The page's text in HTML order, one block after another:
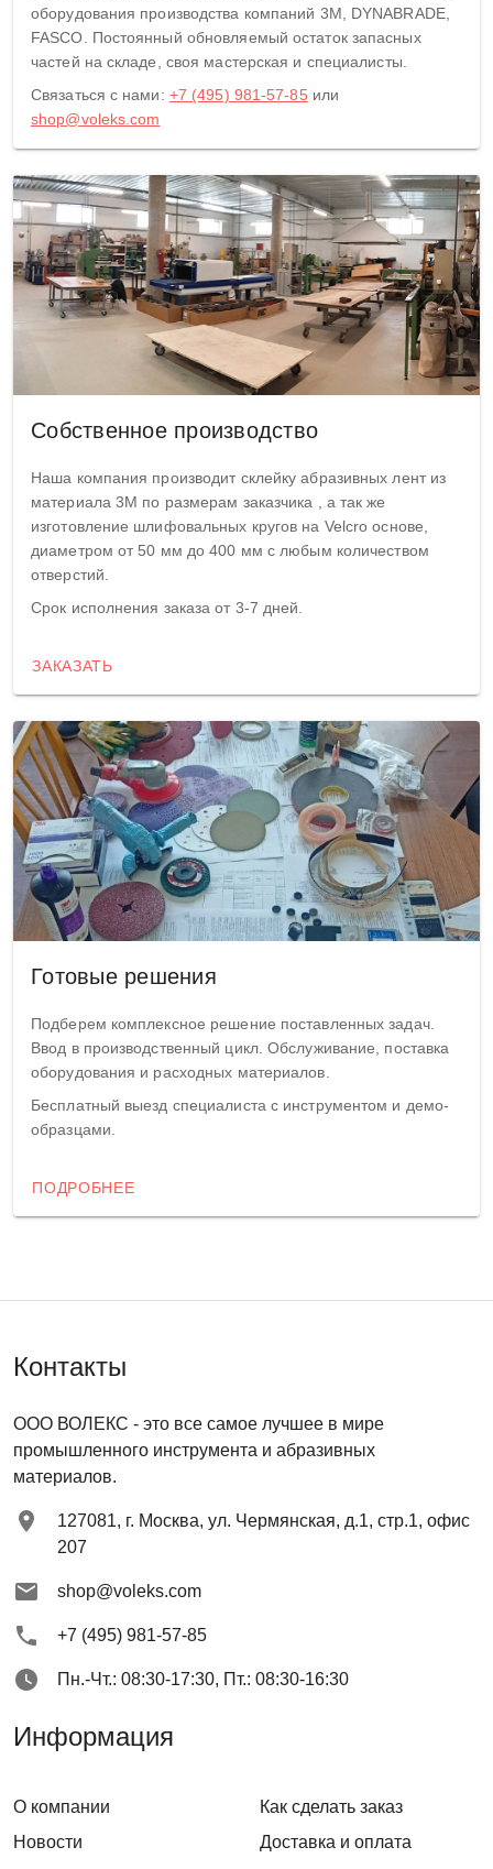
оборудования производства компаний 3M, DYNABRADE,
FASCO. Постоянный обновляемый остаток запасных
частей на складе, своя мастерская и специалисты.
Связаться с нами: +7 (495) 981-57-85 или
shop@voleks.com
Собственное производство
Наша компания производит склейку абразивных лент из
материала 3М по размерам заказчика , а так же
изготовление шлифовальных кругов на Velcro основе,
диаметром от 50 мм до 400 мм с любым количеством
отверстий.
Срок исполнения заказа от 3-7 дней.
ЗАКАЗАТЬ
Готовые решения
Подберем комплексное решение поставленных задач.
Ввод в производственный цикл. Обслуживание, поставка
оборудования и расходных материалов.
Бесплатный выезд специалиста с инструментом и демо-
образцами.
ПОДРОБНЕЕ
Контакты
ООО ВОЛЕКС - это все самое лучшее в мире
промышленного инструмента и абразивных
материалов.
127081, г. Москва, ул. Чермянская, д.1, стр.1, офис
207
shop@voleks.com
+7 (495) 981-57-85
Пн.-Чт.: 08:30-17:30, Пт.: 08:30-16:30
Информация
О компании
Новости
Как сделать заказ
Доставка и оплата